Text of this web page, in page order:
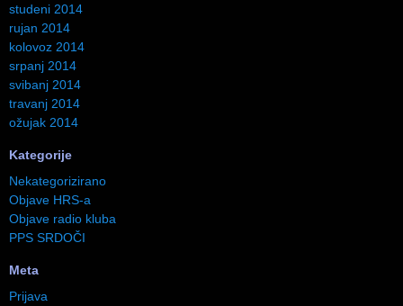
studeni 2014
rujan 2014
kolovoz 2014
srpanj 2014
svibanj 2014
travanj 2014
ožujak 2014
Kategorije
Nekategorizirano
Objave HRS-a
Objave radio kluba
PPS SRDOČI
Meta
Prijava